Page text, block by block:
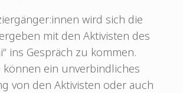
wird sich die
mit den Aktivisten des
ins Gespräch zu kommen.
ein unverbindliches
von den Aktivisten oder auch